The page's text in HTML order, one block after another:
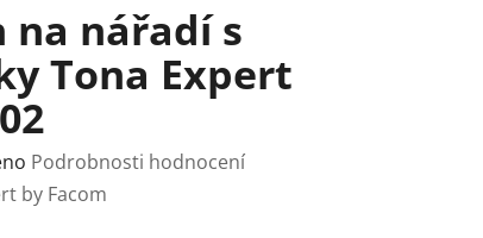
na nářadí s
Tona Expert
Podrobnosti hodnocení
by Facom